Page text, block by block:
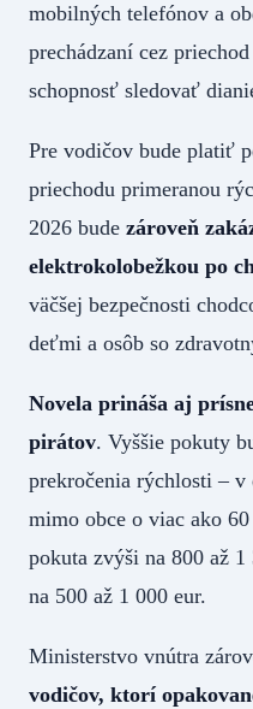
mobilných telefónov a
prechádzaní cez
schopnosť sledovať
Pre vodičov bude platiť
priechodu primeranou
2026 bude zároveň
elektrokolobežkou po
väčšej bezpečnosti
deťmi a osôb so
Novela prináša aj
pirátov. Vyššie pokuty
prekročenia rýchlosti –
mimo obce o viac ako
pokuta zvýši na 800 až
na 500 až 1 000 eur.
Ministerstvo vnútra
vodičov, ktorí